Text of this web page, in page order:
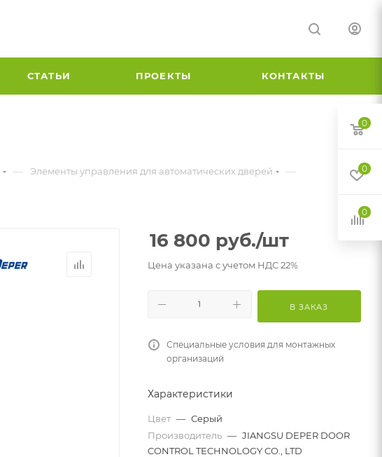
СТАТЬИ ПРОЕКТЫ КОНТАКТЫ
— Элементы управления для автоматических дверей —
16 800 руб./шт
Цена указана с учетом НДС 22%
В ЗАКАЗ
Специальные условия для монтажных
организаций
Характеристики
Цвет — Серый
Производитель — JIANGSU DEPER DOOR
CONTROL TECHNOLOGY CO., LTD
0
0
0